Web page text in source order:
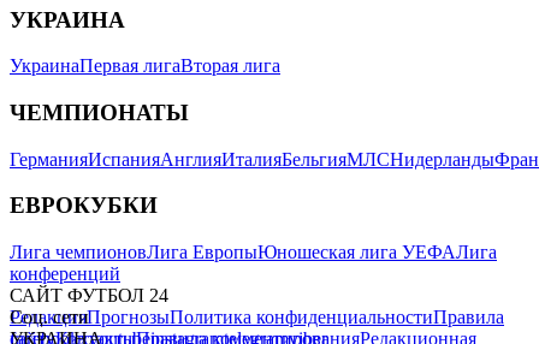
УКРАИНА
УкраинаПервая лигаВторая лига
ЧЕМПИОНАТЫ
ГерманияИспанияАнглияИталияБельгияМЛСНидерланды
ЕВРОКУБКИ
Лига чемпионовЛига ЕвропыЮношеская лига УЕФАЛига
конференций
САЙТ ФУТБОЛ 24
РедакцияПрогнозыПолитика конфиденциальностиПравила
сайтуКонтактыПравила комментированияРедакционная
Соц. сети
facebookxyoutubeinstagramtelegramviber
УКРАИНА